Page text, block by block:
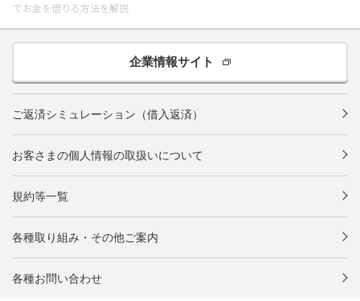
でお金を借りる方法を解説
企業情報サイト
ご返済シミュレーション（借入返済）
お客さまの個人情報の取扱いについて
規約等一覧
各種取り組み・その他ご案内
各種お問い合わせ